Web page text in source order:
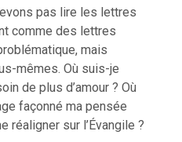
pas lire les lettres
comme des lettres
mais
mêmes. Où suis-je
de plus d’amour ? Où
façonné ma pensée
réaligner sur l’Évangile ?